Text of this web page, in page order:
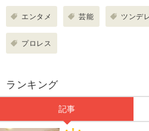
エンタメ 芸能 ツンデ
プロレス
ランキング
記事